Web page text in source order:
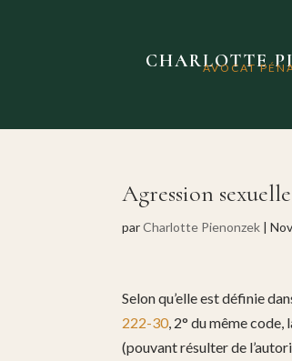
CHARLOTTE
AVOCAT
Agression
parCharlotte Pienonzek |
Selon qu’elle est définie
222-30, 2° du même
(pouvant résulter de